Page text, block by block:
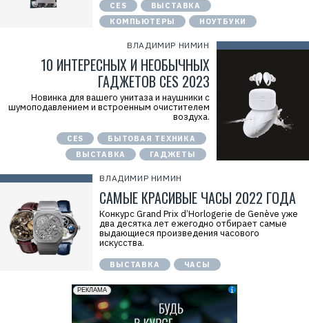
CES
ВЫСТАВКА
КОМПЬЮТЕРЫ
НОУТБУКИ
ВЛАДИМИР НИМИН
10 ИНТЕРЕСНЫХ И НЕОБЫЧНЫХ
ГАДЖЕТОВ CES 2023
Новинка для вашего унитаза и наушники с
шумоподавлением и встроенным очистителем
воздуха.
CES
БЫТОВАЯ ТЕХНИКА
ВЫСТАВКА
ГАДЖЕТЫ
ВЛАДИМИР НИМИН
САМЫЕ КРАСИВЫЕ ЧАСЫ 2022 ГОДА
Конкурс Grand Prix d’Horlogerie de Genève уже
два десятка лет ежегодно отбирает самые
выдающиеся произведения часового
искусства.
ВЫСТАВКА ЧАСЫ